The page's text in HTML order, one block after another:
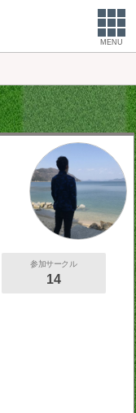
MENU
参加サークル
14